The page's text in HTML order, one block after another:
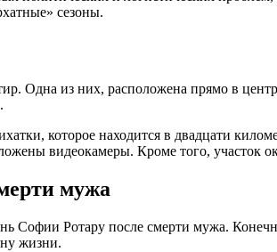
сезоны.
Одна из них, расположена прямо в
которое находится в двадцати
видеокамеры. Кроме того, участок
мужа
Ротару после смерти мужа.
жизни.